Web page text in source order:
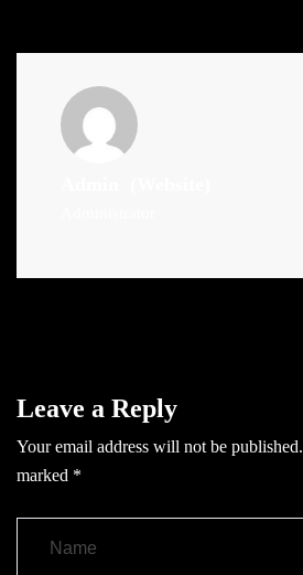
Leave a Reply
Your email address will not be published.
marked *